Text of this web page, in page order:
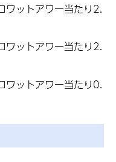
ットアワー当たり2.
ットアワー当たり2.
ットアワー当たり0.